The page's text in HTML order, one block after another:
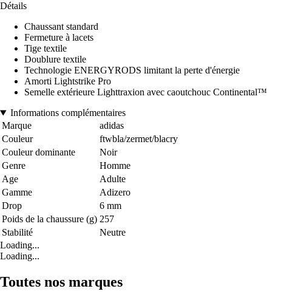
Détails
Chaussant standard
Fermeture à lacets
Tige textile
Doublure textile
Technologie ENERGYRODS limitant la perte d'énergie
Amorti Lightstrike Pro
Semelle extérieure Lighttraxion avec caoutchouc Continental™
Informations complémentaires
Marque
adidas
Couleur
ftwbla/zermet/blacry
Couleur dominante
Noir
Genre
Homme
Age
Adulte
Gamme
Adizero
Drop
6 mm
Poids de la chaussure (g) 257
Stabilité
Neutre
Loading...
Loading...
Toutes nos marques